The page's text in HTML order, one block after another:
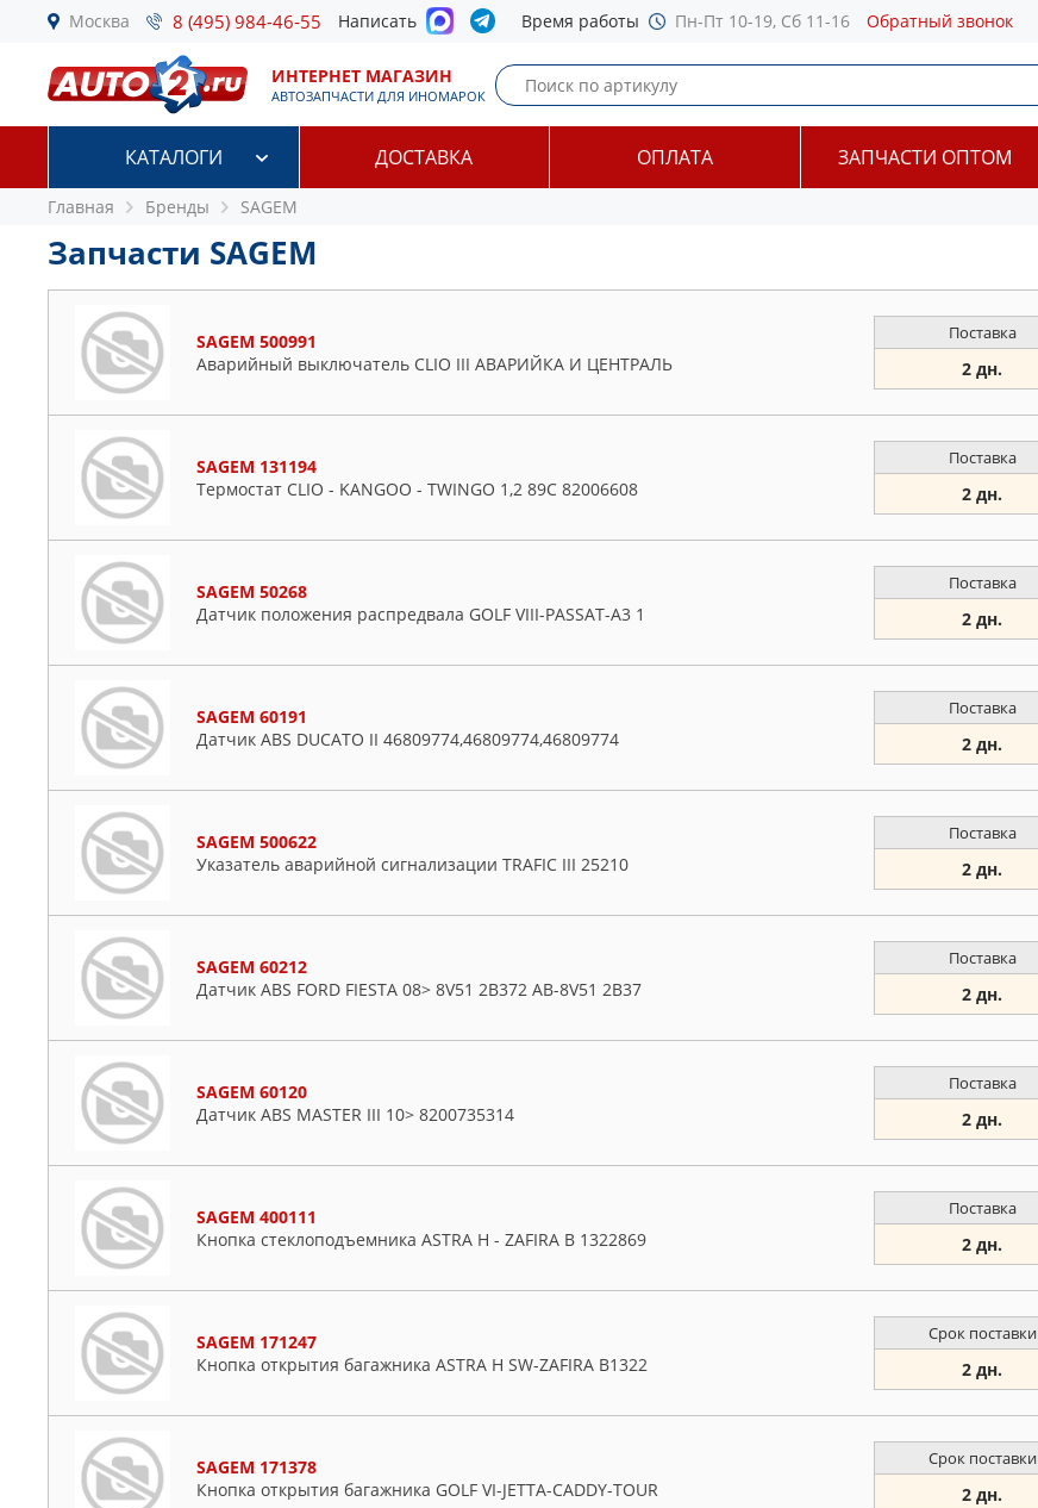
Москва 8 (495) 984-46-55 Написать Время работы Пн-Пт 10-19, Сб 11-16 Обратный звонок
ИНТЕРНЕТ МАГАЗИН
АВТОЗАПЧАСТИ ДЛЯ ИНОМАРОК
КАТАЛОГИ ДОСТАВКА ОПЛАТА ЗАПЧАСТИ ОПТОМ
Главная Бренды SAGEM
Запчасти SAGEM
SAGEM 500991
Аварийный выключатель CLIO III АВАРИЙКА И ЦЕНТРАЛЬ
Поставка
2 дн.
SAGEM 131194
Термостат CLIO - KANGOO - TWINGO 1,2 89C 82006608
Поставка
2 дн.
SAGEM 50268
Датчик положения распредвала GOLF VIII-PASSAT-A3 1
Поставка
2 дн.
SAGEM 60191
Датчик ABS DUCATO II 46809774,46809774,46809774
Поставка
2 дн.
SAGEM 500622
Указатель аварийной сигнализации TRAFIC III 25210
Поставка
2 дн.
SAGEM 60212
Датчик ABS FORD FIESTA 08> 8V51 2B372 AB-8V51 2B37
Поставка
2 дн.
SAGEM 60120
Датчик ABS MASTER III 10> 8200735314
Поставка
2 дн.
SAGEM 400111
Кнопка стеклоподъемника ASTRA H - ZAFIRA B 1322869
Поставка
2 дн.
SAGEM 171247
Кнопка открытия багажника ASTRA H SW-ZAFIRA B1322
Срок поставки
2 дн.
SAGEM 171378
Кнопка открытия багажника GOLF VI-JETTA-CADDY-TOUR
Срок поставки
2 дн.